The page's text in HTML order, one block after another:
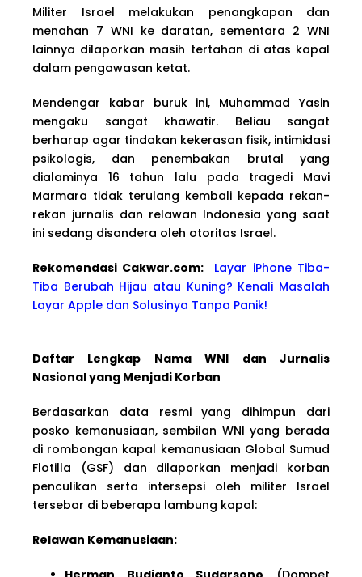
Militer Israel melakukan penangkapan dan
menahan 7 WNI ke daratan, sementara 2 WNI
lainnya dilaporkan masih tertahan di atas kapal
dalam pengawasan ketat.
Mendengar kabar buruk ini, Muhammad Yasin
mengaku sangat khawatir. Beliau sangat
berharap agar tindakan kekerasan fisik, intimidasi
psikologis, dan penembakan brutal yang
dialaminya 16 tahun lalu pada tragedi Mavi
Marmara tidak terulang kembali kepada rekan-
rekan jurnalis dan relawan Indonesia yang saat
ini sedang disandera oleh otoritas Israel.
Rekomendasi Cakwar.com: Layar iPhone Tiba-
Tiba Berubah Hijau atau Kuning? Kenali Masalah
Layar Apple dan Solusinya Tanpa Panik!
Daftar Lengkap Nama WNI dan Jurnalis
Nasional yang Menjadi Korban
Berdasarkan data resmi yang dihimpun dari
posko kemanusiaan, sembilan WNI yang berada
di rombongan kapal kemanusiaan Global Sumud
Flotilla (GSF) dan dilaporkan menjadi korban
penculikan serta intersepsi oleh militer Israel
tersebar di beberapa lambung kapal:
Relawan Kemanusiaan: